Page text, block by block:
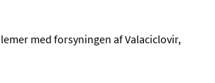
med forsyningen af Valaciclovir,